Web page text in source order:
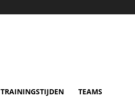
TRAININGSTIJDEN TEAMS